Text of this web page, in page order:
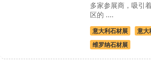
多家参展商，吸引
区的 ....
意大利石材展
意大
维罗纳石材展